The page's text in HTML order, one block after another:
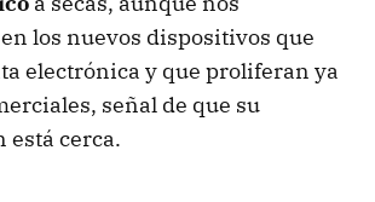
los nuevos dispositivos que
electrónica y que proliferan ya
señal de que su
está cerca.